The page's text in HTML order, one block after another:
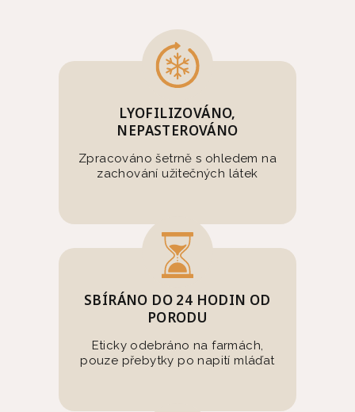
LYOFILIZOVÁNO,
NEPASTEROVÁNO
Zpracováno šetrně s ohledem na
zachování užitečných látek
SBÍRÁNO DO 24 HODIN OD
PORODU
Eticky odebráno na farmách,
pouze přebytky po napití mláďat